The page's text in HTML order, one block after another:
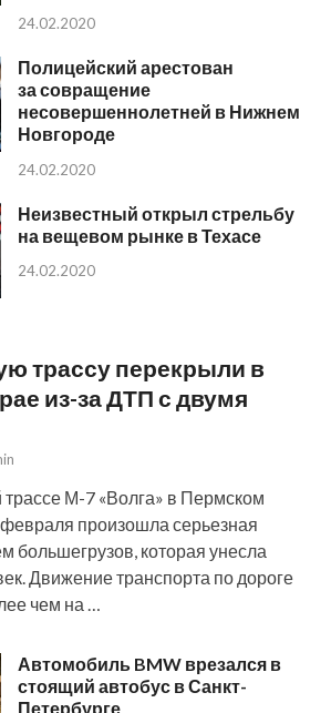
24.02.2020
Полицейский арестован
за совращение
несовершеннолетней в Нижнем
Новгороде
24.02.2020
Неизвестный открыл стрельбу
на вещевом рынке в Техасе
24.02.2020
трассу перекрыли в
из-за ДТП с двумя
М-7 «Волга» в Пермском
произошла серьезная
большегрузов, которая унесла
Движение транспорта по дороге
чем на …
Автомобиль BMW врезался в
стоящий автобус в Санкт-
Петербурге